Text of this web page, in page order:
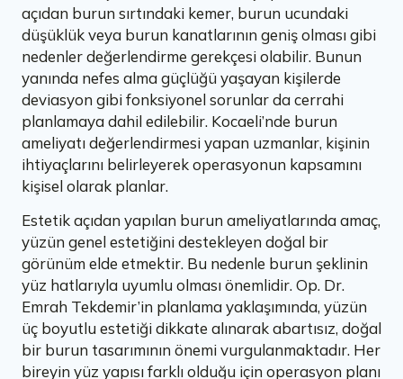
açıdan burun sırtındaki kemer, burun ucundaki
düşüklük veya burun kanatlarının geniş olması gibi
nedenler değerlendirme gerekçesi olabilir. Bunun
yanında nefes alma güçlüğü yaşayan kişilerde
deviasyon gibi fonksiyonel sorunlar da cerrahi
planlamaya dahil edilebilir. Kocaeli’nde burun
ameliyatı değerlendirmesi yapan uzmanlar, kişinin
ihtiyaçlarını belirleyerek operasyonun kapsamını
kişisel olarak planlar.
Estetik açıdan yapılan burun ameliyatlarında amaç,
yüzün genel estetiğini destekleyen doğal bir
görünüm elde etmektir. Bu nedenle burun şeklinin
yüz hatlarıyla uyumlu olması önemlidir. Op. Dr.
Emrah Tekdemir’in planlama yaklaşımında, yüzün
üç boyutlu estetiği dikkate alınarak abartısız, doğal
bir burun tasarımının önemi vurgulanmaktadır. Her
bireyin yüz yapısı farklı olduğu için operasyon planı